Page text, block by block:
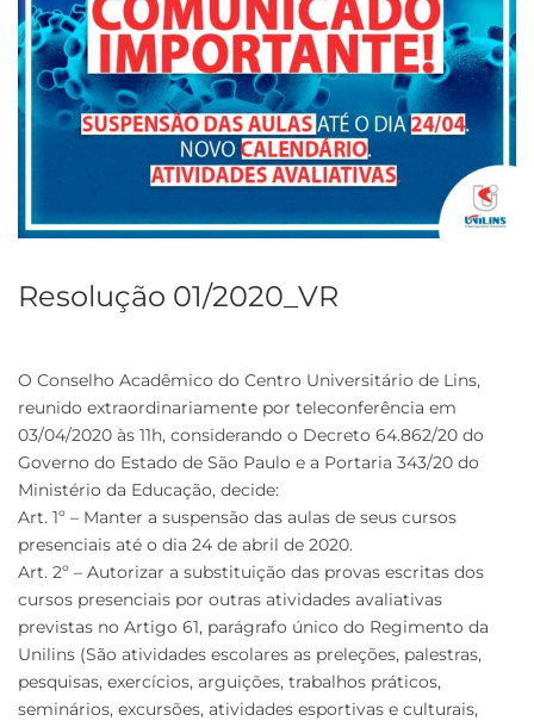
Resolução 01/2020_VR
O Conselho Acadêmico do Centro Universitário de Lins,
reunido extraordinariamente por teleconferência em
03/04/2020 às 11h, considerando o Decreto 64.862/20 do
Governo do Estado de São Paulo e a Portaria 343/20 do
Ministério da Educação, decide:
Art. 1º – Manter a suspensão das aulas de seus cursos
presenciais até o dia 24 de abril de 2020.
Art. 2º – Autorizar a substituição das provas escritas dos
cursos presenciais por outras atividades avaliativas
previstas no Artigo 61, parágrafo único do Regimento da
Unilins (São atividades escolares as preleções, palestras,
pesquisas, exercícios, arguições, trabalhos práticos,
seminários, excursões, atividades esportivas e culturais,